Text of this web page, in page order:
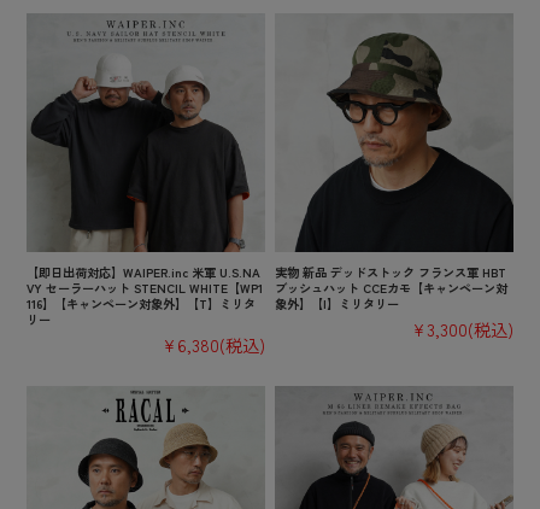
【即日出荷対応】WAIPER.inc 米軍 U.S.NA
VY セーラーハット STENCIL WHITE【WP1
116】【キャンペーン対象外】【T】ミリタ
リー
¥6,380(税込)
実物 新品 デッドストック フランス軍 HBT
ブッシュハット CCEカモ【キャンペーン対
象外】【I】ミリタリー
¥3,300(税込)